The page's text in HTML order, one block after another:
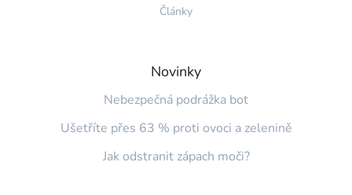
Články
Novinky
Nebezpečná podrážka bot
Ušetříte přes 63 % proti ovoci a zelenině
Jak odstranit zápach moči?